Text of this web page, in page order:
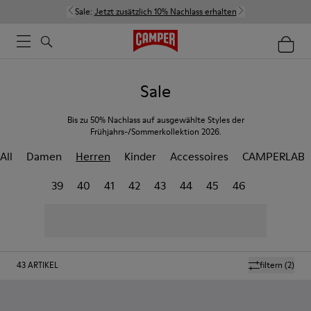
Sale: Jetzt zusätzlich 10% Nachlass erhalten
Sale
Bis zu 50% Nachlass auf ausgewählte Styles der
Frühjahrs-/Sommerkollektion 2026.
All Damen Herren Kinder Accessoires
CAMPERLAB
39
40 41 42 43 44 45 46
filtern (2)
43ARTIKEL